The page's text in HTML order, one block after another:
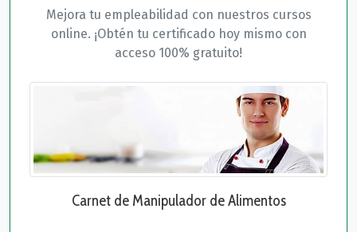
Mejora tu empleabilidad con nuestros cursos
online. ¡Obtén tu certificado hoy mismo con
acceso 100% gratuito!
Carnet de Manipulador de Alimentos